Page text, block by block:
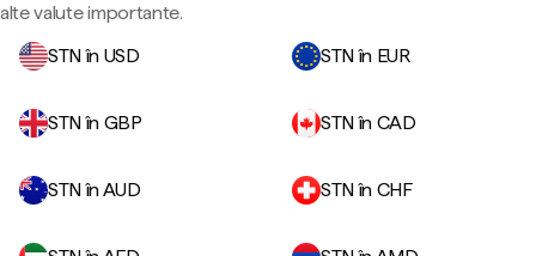
alte valute importante.
STN în USD
STN în EUR
STN în GBP STN în CAD
STN în AUD STN în CHF